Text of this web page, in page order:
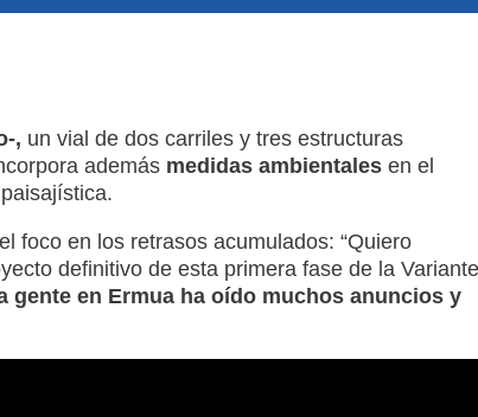
, un vial de dos carriles y tres estructuras
además medidas ambientalesen el
foco en los retrasos acumulados: “Quiero
definitivo de esta primera fase de la Variante
gente en Ermua ha oído muchos anuncios y